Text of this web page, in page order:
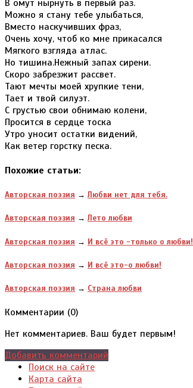
В омут нырнуть в первый раз.
Можно я стану тебе улыбаться,
Вместо наскучивших фраз,
Очень хочу, чтоб ко мне прикасался
Мягкого взгляда атлас.
Но тишина.Нежный запах сирени.
Скоро забрезжит рассвет.
Тают мечты моей хрупкие тени,
Тает и твой силуэт.
С грустью свои обнимаю колени,
Просится в сердце тоска
Утро уносит остатки видений,
Как ветер горстку песка.
Похожие статьи:
Авторская поэзия →Любви нет для тебя.
Авторская поэзия →Лето любви
Авторская поэзия → И всё это -только о любви!
Авторская поэзия → И всё это-о любви!
Авторская поэзия → Страна любви
Комментарии (0)
Нет комментариев. Ваш будет первым!
Добавить комментарий
Поиск на сайте
Карта сайта